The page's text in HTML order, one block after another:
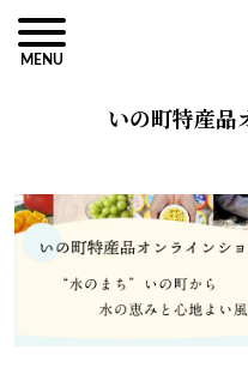
MENU
いの町特産品